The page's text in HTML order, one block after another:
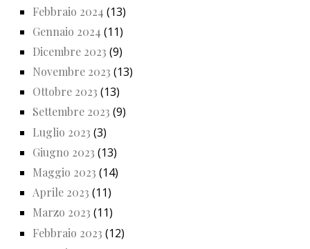
Febbraio 2024 (13)
Gennaio 2024 (11)
Dicembre 2023 (9)
Novembre 2023 (13)
Ottobre 2023 (13)
Settembre 2023 (9)
Luglio 2023 (3)
Giugno 2023 (13)
Maggio 2023 (14)
Aprile 2023 (11)
Marzo 2023 (11)
Febbraio 2023 (12)